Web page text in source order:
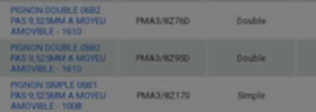
PIGNON DOUBLE 06B2
PAS 9,525MM A MOYEU
AMOVIBLE - 1610
PMA3/8Z76D Double
PIGNON DOUBLE 06B2
PAS 9,525MM A MOYEU
AMOVIBLE - 1610
PMA3/8Z95D Double
PIGNON SIMPLE 06B1
PAS 9,525MM A MOYEU
AMOVIBLE - 1008
PMA3/8Z17S Simple